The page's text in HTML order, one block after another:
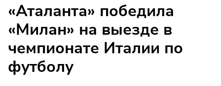
«Аталанта» победила
«Милан» на выезде в
чемпионате Италии по
футболу